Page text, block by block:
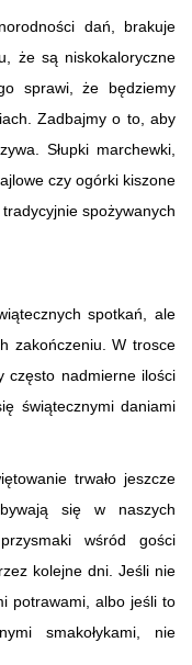
dań, brakuje
że są niskokaloryczne
sprawi, że będziemy
Zadbajmy o to, aby
Słupki marchewki,
czy ogórki kiszone
spożywanych
spotkań, ale
zakończeniu. W trosce
często nadmierne ilości
świątecznymi daniami
trwało jeszcze
się w naszych
wśród gości
kolejne dni. Jeśli nie
potrawami, albo jeśli to
smakołykami, nie